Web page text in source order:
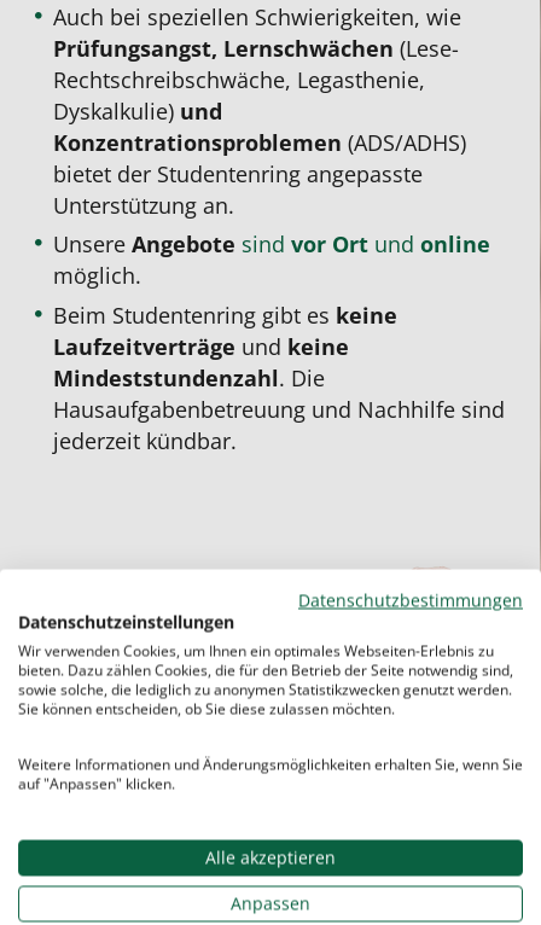
Auch bei speziellen Schwierigkeiten, wie
Prüfungsangst, Lernschwächen(Lese-
Rechtschreibschwäche, Legasthenie,
Dyskalkulie) und
Konzentrationsproblemen(ADS/ADHS)
bietet der Studentenring angepasste
Unterstützung an.
UnsereAngebote sindvor Ort undonline
möglich.
Beim Studentenring gibt es keine
Laufzeitverträge und keine
Mindeststundenzahl. Die
Hausaufgabenbetreuung und Nachhilfe sind
jederzeit kündbar.
Sie bezahlen für dieNachhilfe:
keineAufnahme­gebühren
keineVermittlungs­
keineGrund­gebühren
Nachhilfe­stunden
Datenschutzbestimmungen
Datenschutzeinstellungen
Wir verwenden Cookies, um Ihnen ein optimales Webseiten-Erlebnis zu
bieten. Dazu zählen Cookies, die für den Betrieb der Seite notwendig sind,
sowie solche, die lediglich zu anonymen Statistikzwecken genutzt werden.
Sie können entscheiden, ob Sie diese zulassen möchten.
Weitere Informationen und Änderungsmöglichkeiten erhalten Sie, wenn Sie
auf "Anpassen" klicken.
Alle akzeptieren
Anpassen